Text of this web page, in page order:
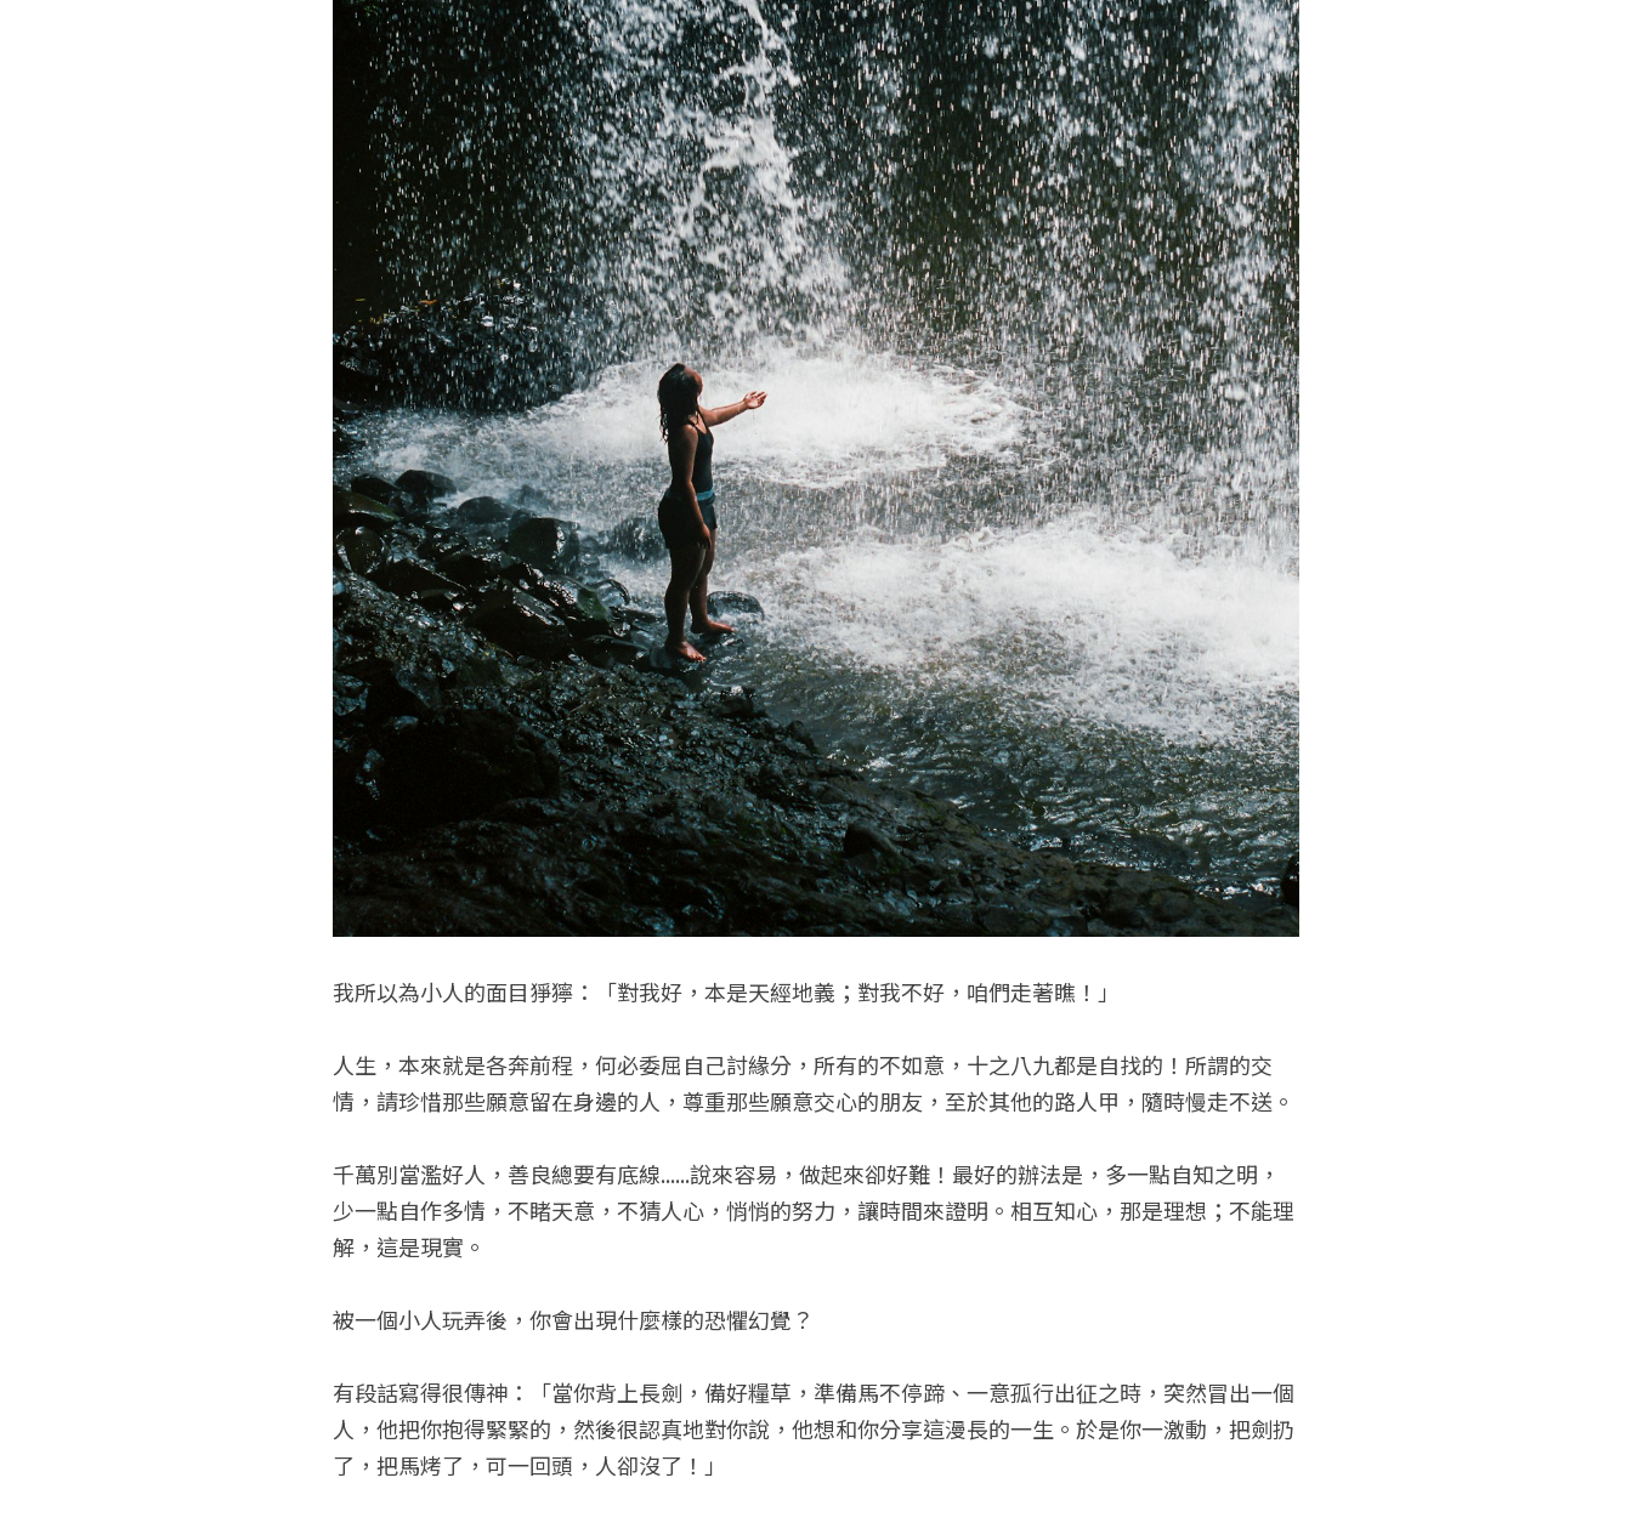
我所以為小人的面目猙獰：「對我好，本是天經地義；對我不好，咱們走著瞧！」
人生，本來就是各奔前程，何必委屈自己討緣分，所有的不如意，十之八九都是自找的！所謂的交
情，請珍惜那些願意留在身邊的人，尊重那些願意交心的朋友，至於其他的路人甲，隨時慢走不送。
千萬別當濫好人，善良總要有底線......說來容易，做起來卻好難！最好的辦法是，多一點自知之明，
少一點自作多情，不睹天意，不猜人心，悄悄的努力，讓時間來證明。相互知心，那是理想；不能理
解，這是現實。
被一個小人玩弄後，你會出現什麼樣的恐懼幻覺？
有段話寫得很傳神：「當你背上長劍，備好糧草，準備馬不停蹄、一意孤行出征之時，突然冒出一個
人，他把你抱得緊緊的，然後很認真地對你說，他想和你分享這漫長的一生。於是你一激動，把劍扔
了，把馬烤了，可一回頭，人卻沒了！」